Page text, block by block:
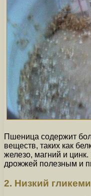
Пшеница содержит
веществ, таких как
железо, магний и
дрожжей полезным и
2. Низкий